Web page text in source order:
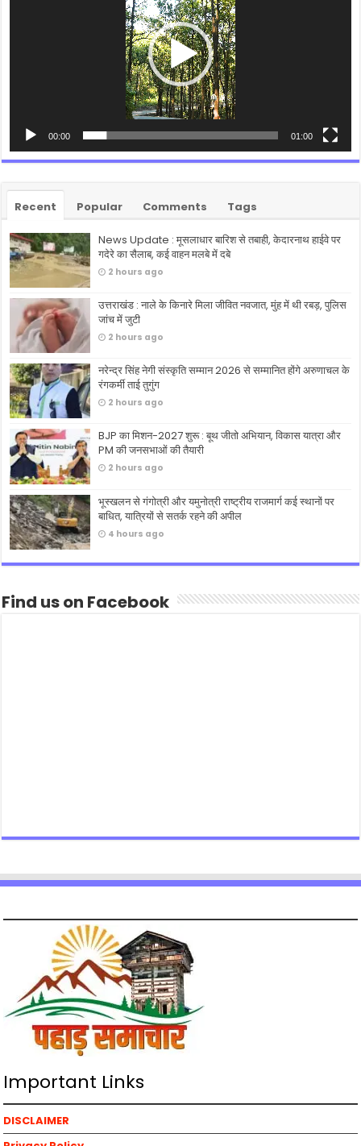
00:00 01:00
Recent Popular Comments Tags
News Update : मूसलाधार बारिश से तबाही, केदारनाथ हाईवे पर
गदेरे का सैलाब, कई वाहन मलबे में दबे
2 hours ago
उत्तराखंड : नाले के किनारे मिला जीवित नवजात, मुंह में थी रबड़, पुलिस
जांच में जुटी
2 hours ago
नरेन्द्र सिंह नेगी संस्कृति सम्मान 2026 से सम्मानित होंगे अरुणाचल के
रंगकर्मी ताई तुगुंग
2 hours ago
BJP का मिशन-2027 शुरू : बूथ जीतो अभियान, विकास यात्रा और
PM की जनसभाओं की तैयारी
2 hours ago
भूस्खलन से गंगोत्री और यमुनोत्री राष्ट्रीय राजमार्ग कई स्थानों पर
बाधित, यात्रियों से सतर्क रहने की अपील
4 hours ago
Find us on Facebook
Important Links
DISCLAIMER